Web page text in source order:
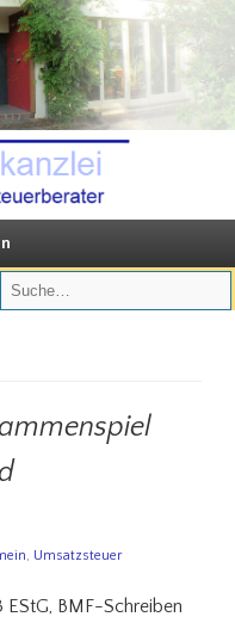
C.T. Hertlein
Umsatzsteuer
EStG, BMF-Schreiben